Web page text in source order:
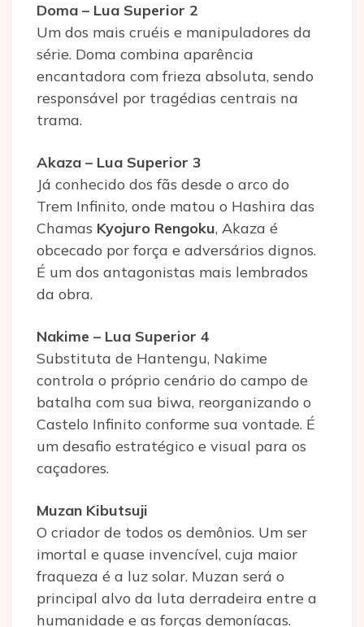
Doma – Lua Superior 2
Um dos mais cruéis e manipuladores da
série. Doma combina aparência
encantadora com frieza absoluta, sendo
responsável por tragédias centrais na
trama.
Akaza – Lua Superior 3
Já conhecido dos fãs desde o arco do
Trem Infinito, onde matou o Hashira das
Chamas Kyojuro Rengoku, Akaza é
obcecado por força e adversários dignos.
É um dos antagonistas mais lembrados
da obra.
Nakime – Lua Superior 4
Substituta de Hantengu, Nakime
controla o próprio cenário do campo de
batalha com sua biwa, reorganizando o
Castelo Infinito conforme sua vontade. É
um desafio estratégico e visual para os
caçadores.
Muzan Kibutsuji
O criador de todos os demônios. Um ser
imortal e quase invencível, cuja maior
fraqueza é a luz solar. Muzan será o
principal alvo da luta derradeira entre a
humanidade e as forças demoníacas.